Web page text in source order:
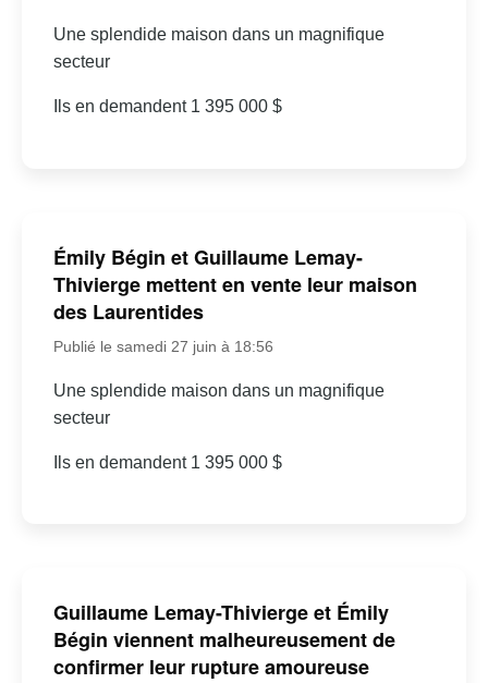
Une splendide maison dans un magnifique
secteur
Ils en demandent 1 395 000 $
Émily Bégin et Guillaume Lemay-
Thivierge mettent en vente leur maison
des Laurentides
Publié le samedi 27 juin à 18:56
Une splendide maison dans un magnifique
secteur
Ils en demandent 1 395 000 $
Guillaume Lemay-Thivierge et Émily
Bégin viennent malheureusement de
confirmer leur rupture amoureuse